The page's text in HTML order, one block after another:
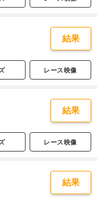
結果
レース映像
結果
レース映像
結果